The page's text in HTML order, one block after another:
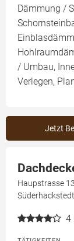
Dämmung /
/ Umbau,
Verlegen,
Jetzt
Haupstrasse
4